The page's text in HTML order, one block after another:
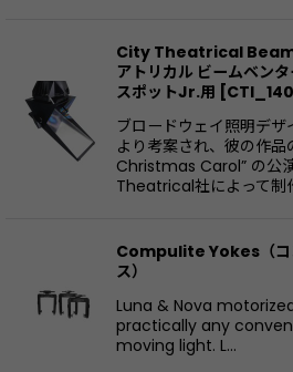
City Theatrical Beam
アトリカル ビームベン
スポットJr.用 [
ブロードウェイ照明デ
より考案され、彼の作品
Christmas Carol” の公
Theatrical社によって制
Compulite Yokes（コ
ス）
Luna & Nova
practically any
moving light. L…